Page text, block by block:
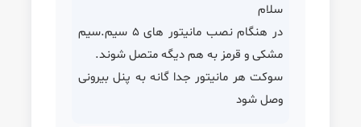
سلام
در هنگام نصب مانیتور های 5 سیم.سیم
مشکی و قرمز به هم دیگه متصل شوند.
سوکت هر مانیتور جدا گانه به پنل بیرونی
وصل شود